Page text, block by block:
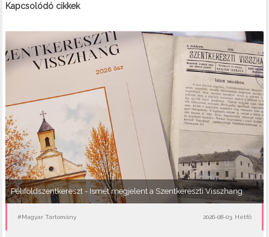
Kapcsolódó cikkek
Péliföldszentkereszt - Ismét megjelent a Szentkereszti Visszhang
#Magyar Tartomány 2026-08-03, Hétfő